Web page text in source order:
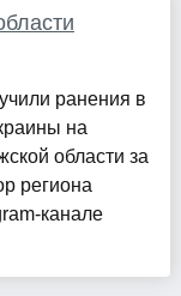
ранения в
на
области за
региона
канале